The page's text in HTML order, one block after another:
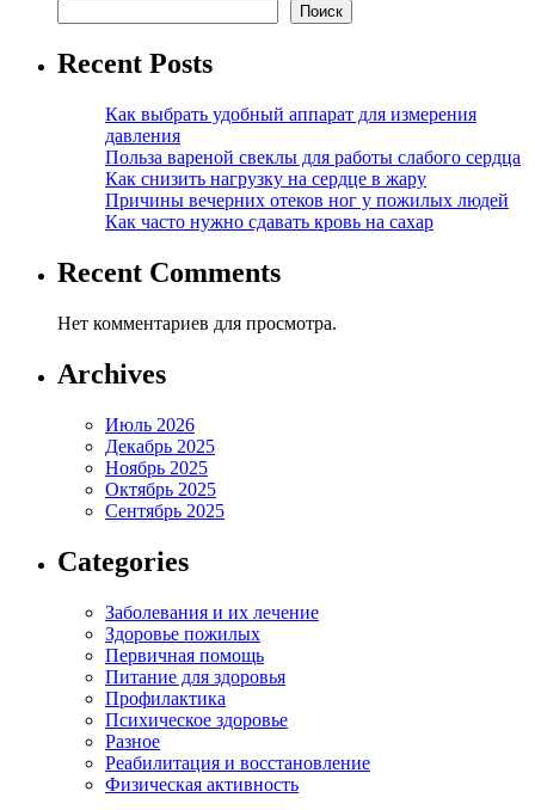
Поиск
Recent Posts
Как выбрать удобный аппарат для измерения
давления
Польза вареной свеклы для работы слабого сердца
Как снизить нагрузку на сердце в жару
Причины вечерних отеков ног у пожилых людей
Как часто нужно сдавать кровь на сахар
Recent Comments
Нет комментариев для просмотра.
Archives
Июль 2026
Декабрь 2025
Ноябрь 2025
Октябрь 2025
Сентябрь 2025
Categories
Заболевания и их лечение
Здоровье пожилых
Первичная помощь
Питание для здоровья
Профилактика
Психическое здоровье
Разное
Реабилитация и восстановление
Физическая активность